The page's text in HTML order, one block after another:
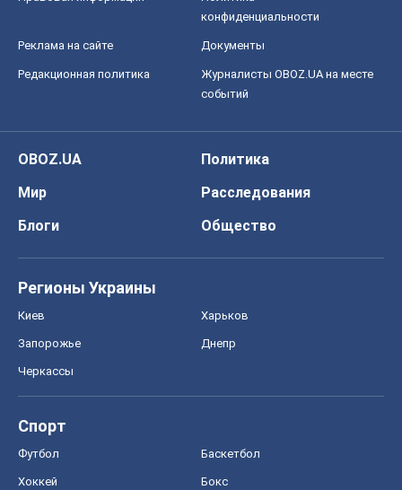
конфиденциальности
Реклама на сайте Документы
Редакционная политика
Журналисты OBOZ.UA на месте
событий
OBOZ.UA
Политика
Мир
Расследования
Блоги
Общество
Регионы Украины
Киев Харьков
Запорожье Днепр
Черкассы
Спорт
Футбол Баскетбол
Хоккей Бокс